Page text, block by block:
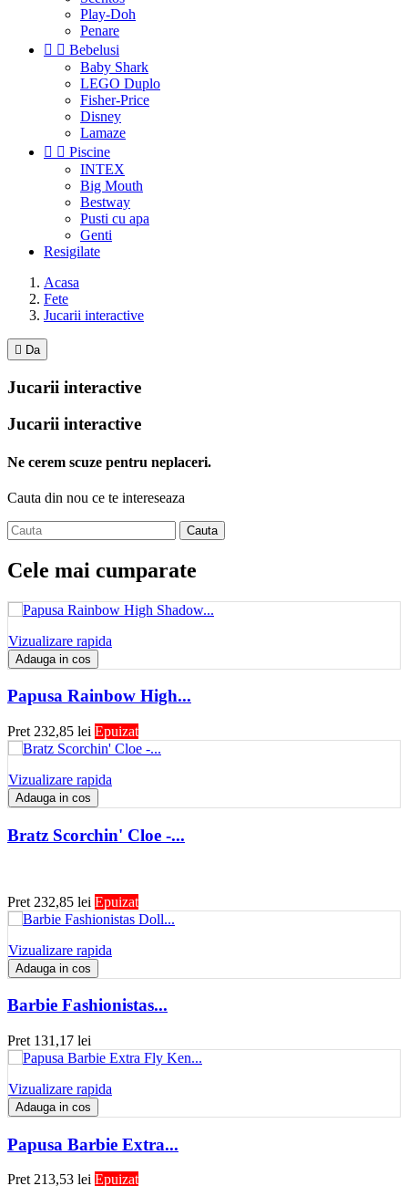
Play-Doh
Penare
  Bebelusi
Baby Shark
LEGO Duplo
Fisher-Price
Disney
Lamaze
  Piscine
INTEX
Big Mouth
Bestway
Pusti cu apa
Genti
Resigilate
Acasa
Fete
Jucarii interactive
 Da
Jucarii interactive
Jucarii interactive
Ne cerem scuze pentru neplaceri.
Cauta din nou ce te intereseaza
Cauta
Cele mai cumparate
Vizualizare rapida
Adauga in cos
Papusa Rainbow High...
Pret 232,85 lei Epuizat
Vizualizare rapida
Adauga in cos
Bratz Scorchin' Cloe -...
Pret 232,85 lei Epuizat
Vizualizare rapida
Adauga in cos
Barbie Fashionistas...
Pret 131,17 lei
Vizualizare rapida
Adauga in cos
Papusa Barbie Extra...
Pret 213,53 lei Epuizat